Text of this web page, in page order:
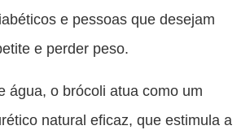
e pessoas que desejam
e perder peso.
água, o brócoli atua como um
natural eficaz, que estimula a